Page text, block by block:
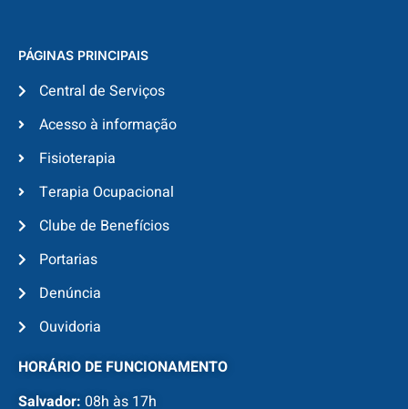
PÁGINAS PRINCIPAIS
Central de Serviços
Acesso à informação
Fisioterapia
Terapia Ocupacional
Clube de Benefícios
Portarias
Denúncia
Ouvidoria
HORÁRIO DE FUNCIONAMENTO
Salvador: 08h às 17h